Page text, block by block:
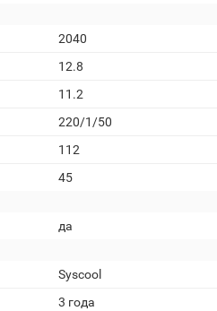
2040
12.8
11.2
220/1/50
112
45
да
Syscool
3 года